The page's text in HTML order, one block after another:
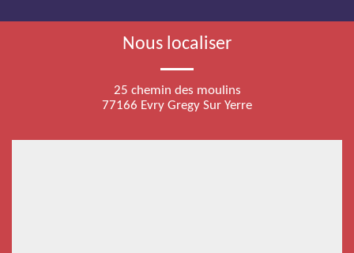
Nous localiser
25 chemin des moulins
77166 Evry Gregy Sur Yerre